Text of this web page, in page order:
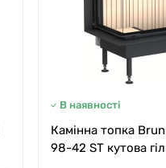
В наявності
Камінна топка
98-42 ST кутова